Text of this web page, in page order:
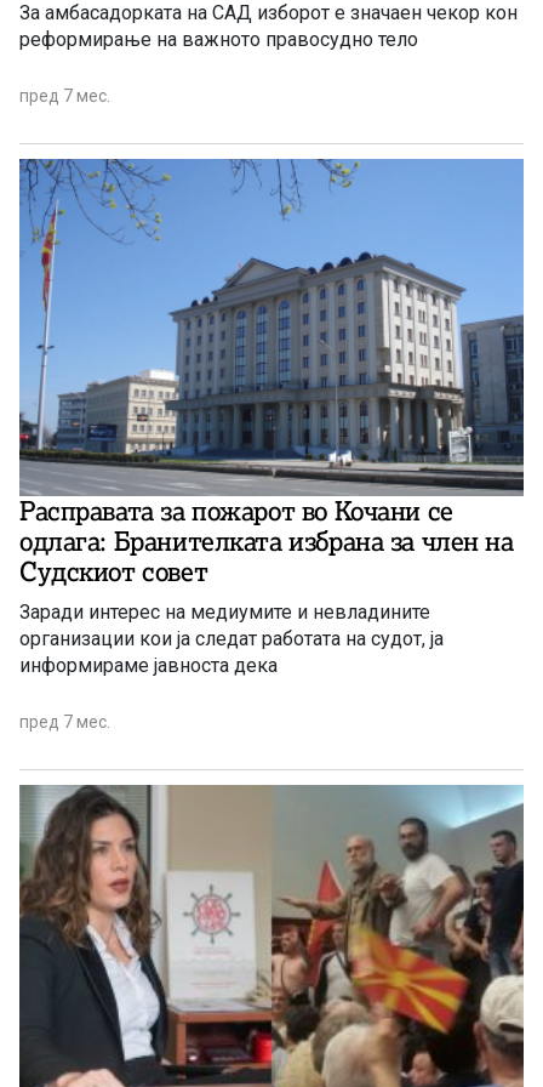
За амбасадорката на САД изборот е значаен чекор кон
реформирање на важното правосудно тело
пред 7 мес.
Расправата за пожарот во Кочани се
одлага: Бранителката избрана за член на
Судскиот совет
Заради интерес на медиумите и невладините
организации кои ја следат работата на судот, ја
информираме јавноста дека
пред 7 мес.